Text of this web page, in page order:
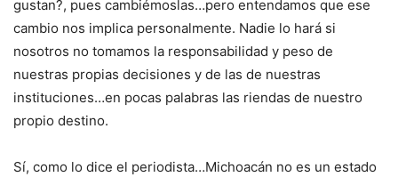
gustan?, pues cambiémoslas…pero entendamos que ese
cambio nos implica personalmente. Nadie lo hará si
nosotros no tomamos la responsabilidad y peso de
nuestras propias decisiones y de las de nuestras
instituciones…en pocas palabras las riendas de nuestro
propio destino.
Sí, como lo dice el periodista…Michoacán no es un estado